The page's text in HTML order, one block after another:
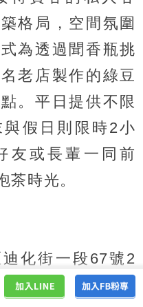
格局，空間氛圍
為透過聞香瓶挑
老店製作的綠豆
。平日提供不限
假日則限時2小
友或長輩一同前
茶時光。
化街一段67號2
二號店「南街得意